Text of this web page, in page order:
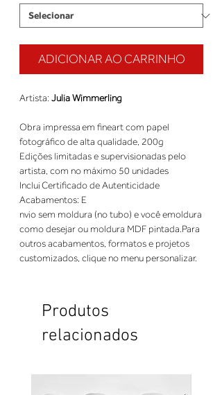
ADICIONAR AO CARRINHO
Artista: Julia Wimmerling
Obra impressa em fineart com papel
fotográfico de alta qualidade, 200g
Edições limitadas e supervisionadas pelo
nvio sem moldura (no tubo) e você emoldura
como desejar ou moldura MDF pintada.Para
outros acabamentos, formatos e projetos
customizados, clique no menu personalizar.
Produtos
relacionados